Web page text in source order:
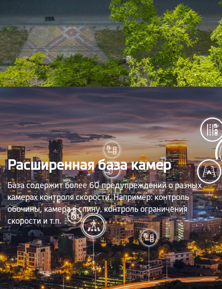
Расширенная база камер
База содержит более 60 предупреждений о разных
камерах контроля скорости. Например: контроль
обочины, камера в спину, контроль ограничения
скорости и т.п.